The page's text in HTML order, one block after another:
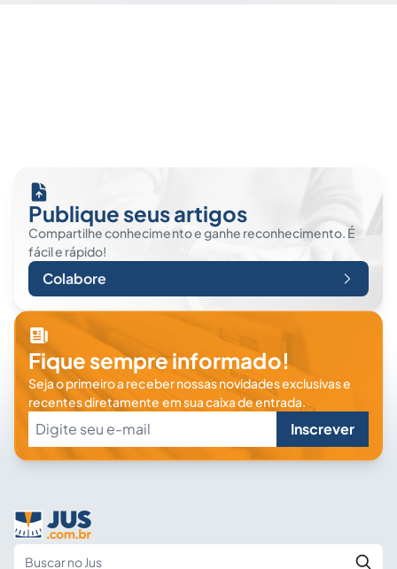
Publique seus artigos
Compartilhe conhecimento e ganhe reconhecimento. É
fácil e rápido!
Colabore
Fique sempre informado!
Seja o primeiro a receber nossas novidades exclusivas e
recentes diretamente em sua caixa de entrada.
Inscrever